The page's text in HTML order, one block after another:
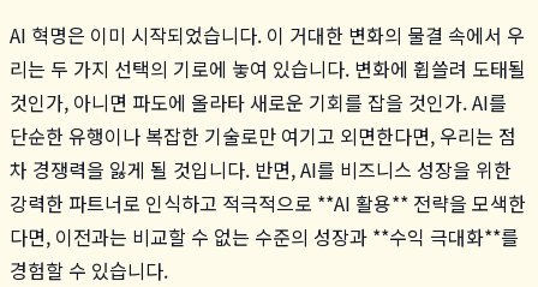
AI 혁명은 이미 시작되었습니다. 이 거대한 변화의 물결 속에서 우
리는 두 가지 선택의 기로에 놓여 있습니다. 변화에 휩쓸려 도태될
것인가, 아니면 파도에 올라타 새로운 기회를 잡을 것인가. AI를
단순한 유행이나 복잡한 기술로만 여기고 외면한다면, 우리는 점
차 경쟁력을 잃게 될 것입니다. 반면, AI를 비즈니스 성장을 위한
강력한 파트너로 인식하고 적극적으로 **AI 활용** 전략을 모색한
다면, 이전과는 비교할 수 없는 수준의 성장과 **수익 극대화**를
경험할 수 있습니다.